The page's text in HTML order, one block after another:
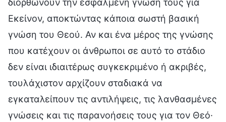
διορθώνουν την εσφαλμένη γνώση τους για
Εκείνον, αποκτώντας κάποια σωστή βασική
γνώση του Θεού. Αν και ένα μέρος της γνώσης
που κατέχουν οι άνθρωποι σε αυτό το στάδιο
δεν είναι ιδιαιτέρως συγκεκριμένο ή ακριβές,
τουλάχιστον αρχίζουν σταδιακά να
εγκαταλείπουν τις αντιλήψεις, τις λανθασμένες
γνώσεις και τις παρανοήσεις τους για τον Θεό·